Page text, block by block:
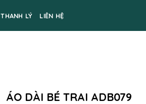
THANH LÝ LIÊN HỆ
ÁO DÀI BÉ TRAI ADB079